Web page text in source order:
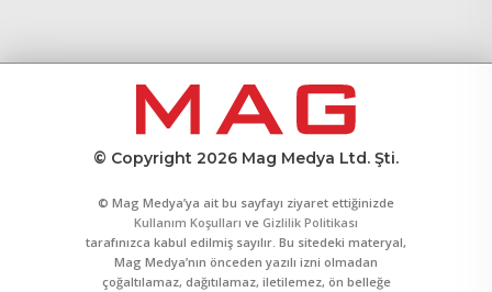
© Copyright 2026 Mag Medya Ltd. Şti.
© Mag Medya’ya ait bu sayfayı ziyaret ettiğinizde
Kullanım Koşulları ve Gizlilik Politikası
tarafınızca kabul edilmiş sayılır. Bu sitedeki materyal,
Mag Medya’nın önceden yazılı izni olmadan
çoğaltılamaz, dağıtılamaz, iletilemez, ön belleğe